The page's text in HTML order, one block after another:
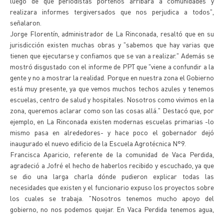
realizara informes tergiversados que nos perjudica a todos",
señalaron.
Jorge Florentín, administrador de La Rinconada, resaltó que en su
jurisdicción existen muchas obras y "sabemos que hay varias que
tienen que ejecutarse y confiamos que se van a realizar." Además se
mostró disgustado con el informe de PPT que "viene a confundir a la
gente y no a mostrar la realidad. Porque en nuestra zona el Gobierno
está muy presente, ya que vemos muchos techos azules y tenemos
escuelas, centro de salud y hospitales. Nosotros como vivimos en la
zona, queremos aclarar como son las cosas allá." Destacó que, por
ejemplo, en La Rinconada existen modernas escuelas primarias -lo
mismo pasa en alrededores- y hace poco el gobernador dejó
inaugurado el nuevo edificio de la Escuela Agrotécnica N°9.
Francisca Aparicio, referente de la comunidad de Vaca Perdida,
agradeció a Jofré el hecho de haberlos recibido y escuchado, ya que
se dio una larga charla dónde pudieron explicar todas las
necesidades que existen y el funcionario expuso los proyectos sobre
los cuales se trabaja. "Nosotros tenemos mucho apoyo del
gobierno, no nos podemos quejar. En Vaca Perdida tenemos agua,